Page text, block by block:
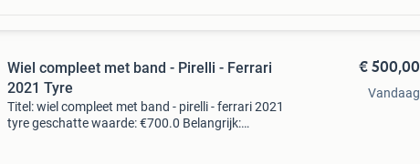
Wiel compleet met band - Pirelli - Ferrari
2021 Tyre
Titel: wiel compleet met band - pirelli - ferrari 2021
tyre geschatte waarde: €700.0 Belangrijk:
€ 500,00
Vandaag